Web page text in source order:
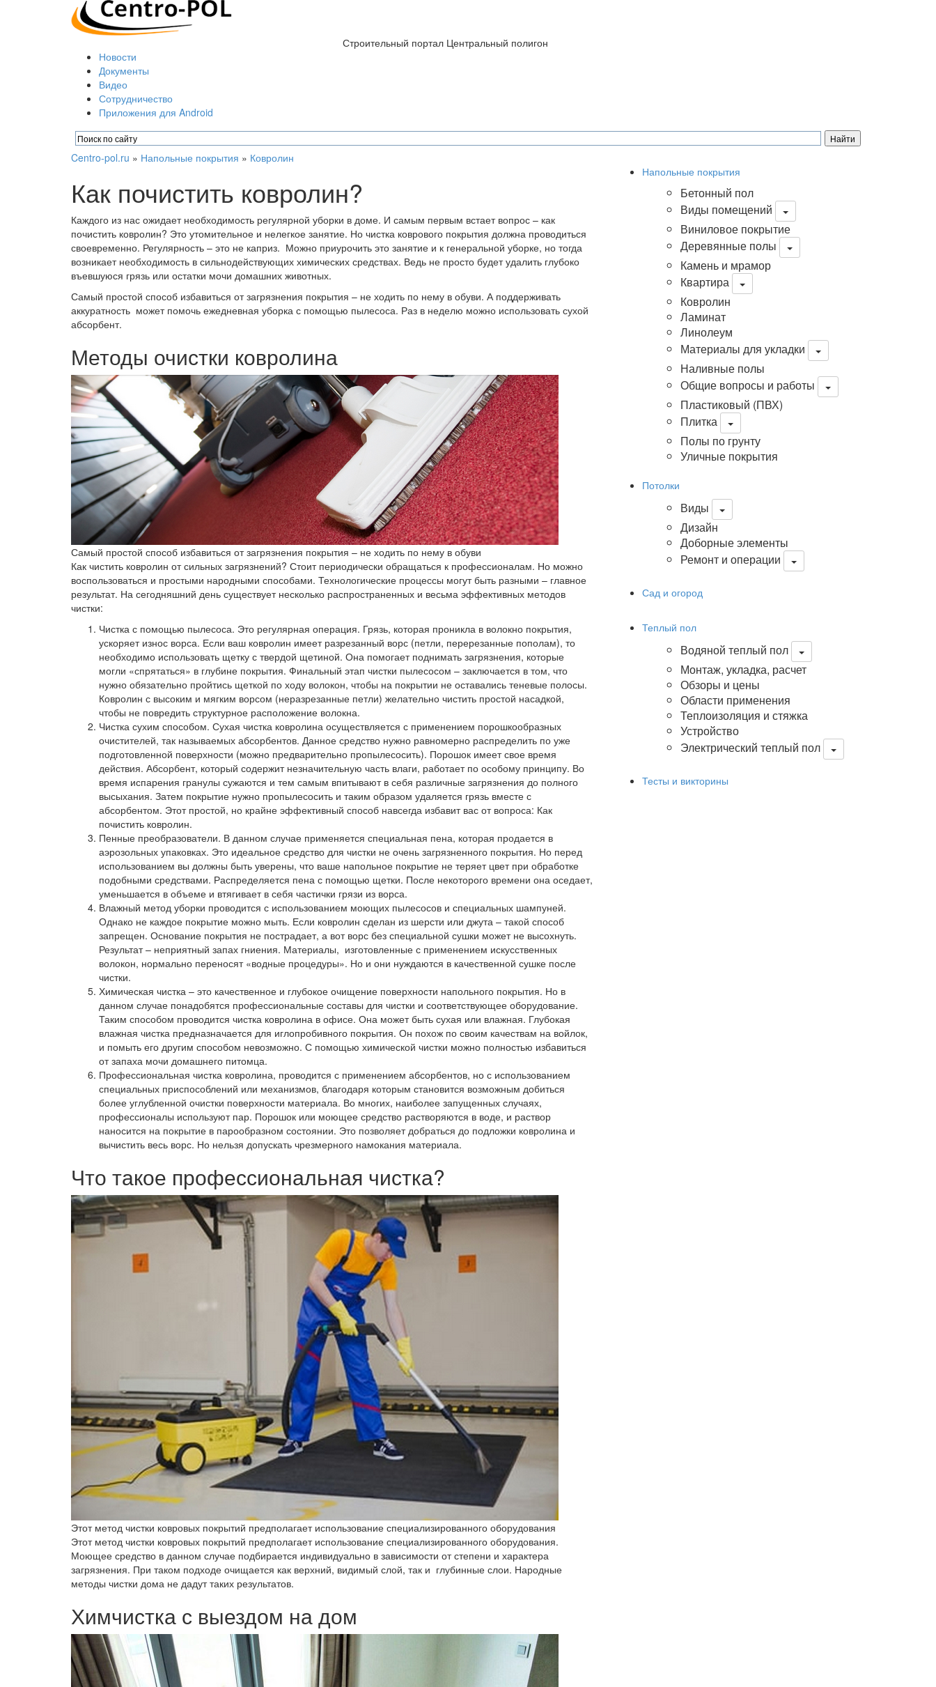
Строительный портал Центральный полигон
Новости
Документы
Видео
Сотрудничество
Приложения для Android
Centro-pol.ru » Напольные покрытия » Ковролин
Как почистить ковролин?
Каждого из нас ожидает необходимость регулярной уборки в доме. И самым первым встает вопрос – как
почистить ковролин? Это утомительное и нелегкое занятие. Но чистка коврового покрытия должна проводиться
своевременно. Регулярность – это не каприз. Можно приурочить это занятие и к генеральной уборке, но тогда
возникает необходимость в сильнодействующих химических средствах. Ведь не просто будет удалить глубоко
въевшуюся грязь или остатки мочи домашних животных.
Самый простой способ избавиться от загрязнения покрытия – не ходить по нему в обуви. А поддерживать
аккуратность может помочь ежедневная уборка с помощью пылесоса. Раз в неделю можно использовать сухой
абсорбент.
Методы очистки ковролина
Самый простой способ избавиться от загрязнения покрытия – не ходить по нему в обуви
Как чистить ковролин от сильных загрязнений? Стоит периодически обращаться к профессионалам. Но можно
воспользоваться и простыми народными способами. Технологические процессы могут быть разными – главное
результат. На сегодняшний день существует несколько распространенных и весьма эффективных методов
чистки:
Чистка с помощью пылесоса. Это регулярная операция. Грязь, которая проникла в волокно покрытия,
ускоряет износ ворса. Если ваш ковролин имеет разрезанный ворс (петли, перерезанные пополам), то
необходимо использовать щетку с твердой щетиной. Она помогает поднимать загрязнения, которые
могли «спрятаться» в глубине покрытия. Финальный этап чистки пылесосом – заключается в том, что
нужно обязательно пройтись щеткой по ходу волокон, чтобы на покрытии не оставались теневые полосы.
Ковролин с высоким и мягким ворсом (неразрезанные петли) желательно чистить простой насадкой,
чтобы не повредить структурное расположение волокна.
Чистка сухим способом. Сухая чистка ковролина осуществляется с применением порошкообразных
очистителей, так называемых абсорбентов. Данное средство нужно равномерно распределить по уже
подготовленной поверхности (можно предварительно пропылесосить). Порошок имеет свое время
действия. Абсорбент, который содержит незначительную часть влаги, работает по особому принципу. Во
время испарения гранулы сужаются и тем самым впитывают в себя различные загрязнения до полного
высыхания. Затем покрытие нужно пропылесосить и таким образом удаляется грязь вместе с
абсорбентом. Этот простой, но крайне эффективный способ навсегда избавит вас от вопроса: Как
почистить ковролин.
Пенные преобразователи. В данном случае применяется специальная пена, которая продается в
аэрозольных упаковках. Это идеальное средство для чистки не очень загрязненного покрытия. Но перед
использованием вы должны быть уверены, что ваше напольное покрытие не теряет цвет при обработке
подобными средствами. Распределяется пена с помощью щетки. После некоторого времени она оседает,
уменьшается в объеме и втягивает в себя частички грязи из ворса.
Влажный метод уборки проводится с использованием моющих пылесосов и специальных шампуней.
Однако не каждое покрытие можно мыть. Если ковролин сделан из шерсти или джута – такой способ
запрещен. Основание покрытия не пострадает, а вот ворс без специальной сушки может не высохнуть.
Результат – неприятный запах гниения. Материалы, изготовленные с применением искусственных
волокон, нормально переносят «водные процедуры». Но и они нуждаются в качественной сушке после
чистки.
Химическая чистка – это качественное и глубокое очищение поверхности напольного покрытия. Но в
данном случае понадобятся профессиональные составы для чистки и соответствующее оборудование.
Таким способом проводится чистка ковролина в офисе. Она может быть сухая или влажная. Глубокая
влажная чистка предназначается для иглопробивного покрытия. Он похож по своим качествам на войлок,
и помыть его другим способом невозможно. С помощью химической чистки можно полностью избавиться
от запаха мочи домашнего питомца.
Профессиональная чистка ковролина, проводится с применением абсорбентов, но с использованием
специальных приспособлений или механизмов, благодаря которым становится возможным добиться
более углубленной очистки поверхности материала. Во многих, наиболее запущенных случаях,
профессионалы используют пар. Порошок или моющее средство растворяются в воде, и раствор
наносится на покрытие в парообразном состоянии. Это позволяет добраться до подложки ковролина и
вычистить весь ворс. Но нельзя допускать чрезмерного намокания материала.
Что такое профессиональная чистка?
Этот метод чистки ковровых покрытий предполагает использование специализированного оборудования
Этот метод чистки ковровых покрытий предполагает использование специализированного оборудования.
Моющее средство в данном случае подбирается индивидуально в зависимости от степени и характера
загрязнения. При таком подходе очищается как верхний, видимый слой, так и глубинные слои. Народные
методы чистки дома не дадут таких результатов.
Химчистка с выездом на дом
Напольные покрытия
Бетонный пол
Виды помещений
Виниловое покрытие
Деревянные полы
Камень и мрамор
Квартира
Ковролин
Ламинат
Линолеум
Материалы для укладки
Наливные полы
Общие вопросы и работы
Пластиковый (ПВХ)
Плитка
Полы по грунту
Уличные покрытия
Потолки
Виды
Дизайн
Доборные элементы
Ремонт и операции
Сад и огород
Теплый пол
Водяной теплый пол
Монтаж, укладка, расчет
Обзоры и цены
Области применения
Теплоизоляция и стяжка
Устройство
Электрический теплый пол
Тесты и викторины